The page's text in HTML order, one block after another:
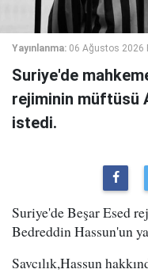
Yayınlanma: 06 Ağustos 2026
Suriye'de
rejiminin müftüsü
istedi.
Suriye'de Beşar Esed
Bedreddin Hassun'un
Savcılık,Hassun